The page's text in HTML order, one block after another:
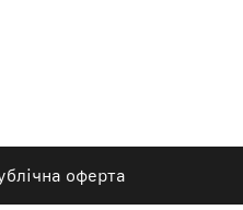
оферта